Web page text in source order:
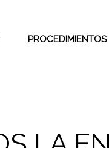
PROCEDIMIENTOS